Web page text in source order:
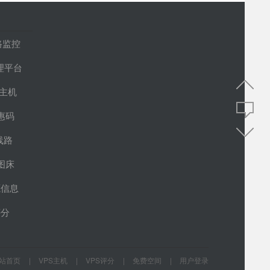
控
平台
机
码
路
床
息
首页 VPS主机 VPS评分 免费空间 用户登录